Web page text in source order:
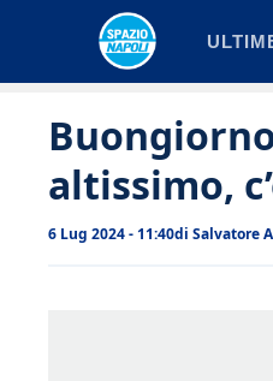
altissimo,
6 Lug 2024 - 11:40di Salvatore